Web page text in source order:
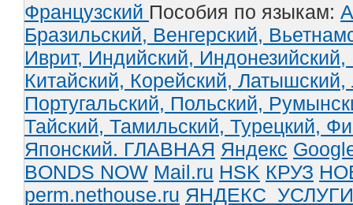
Французский Пособия по языкам:
Бразильский, Венгерский,
Иврит, Индийский, Индонезийский,
Китайский, Корейский, Латышский,
Португальский, Польский,
Тайский, Тамильский, Турецкий,
Японский. ГЛАВНАЯ Яндекс
BONDS NOW Mail.ru HSK КРУЗ
perm.nethouse.ru ЯНДЕКС_УСЛУГИ